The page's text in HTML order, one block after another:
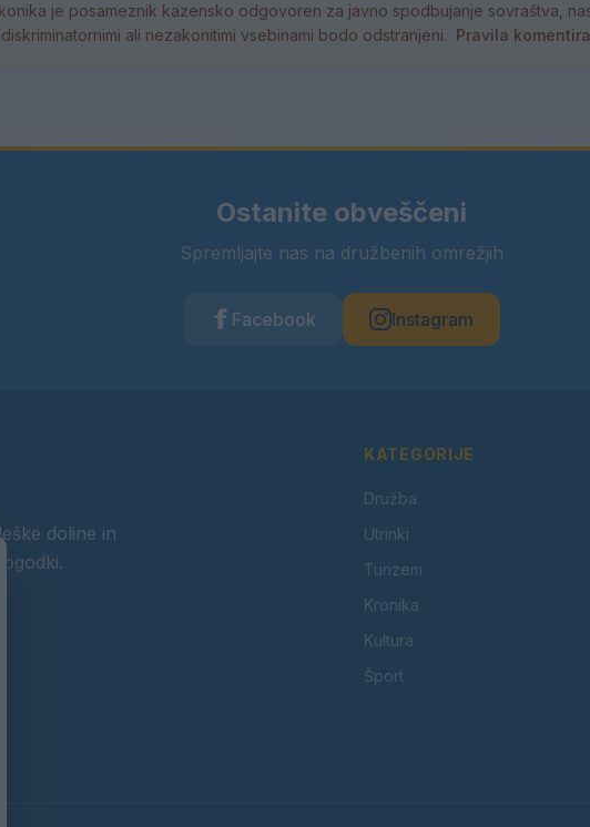
je posameznik kazensko odgovoren za javno spodbujanje sovraštva,
ali nezakonitimi vsebinami bodo odstranjeni. Pravila
Ostanite obveščeni
Spremljajte nas na družbenih omrežjih
Facebook Instagram
doline in
KATEGORIJE
Družba
Utrinki
Turizem
Kronika
Kultura
Šport